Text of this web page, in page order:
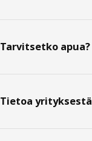
Tarvitsetko apua?
Tietoa yrityksestä